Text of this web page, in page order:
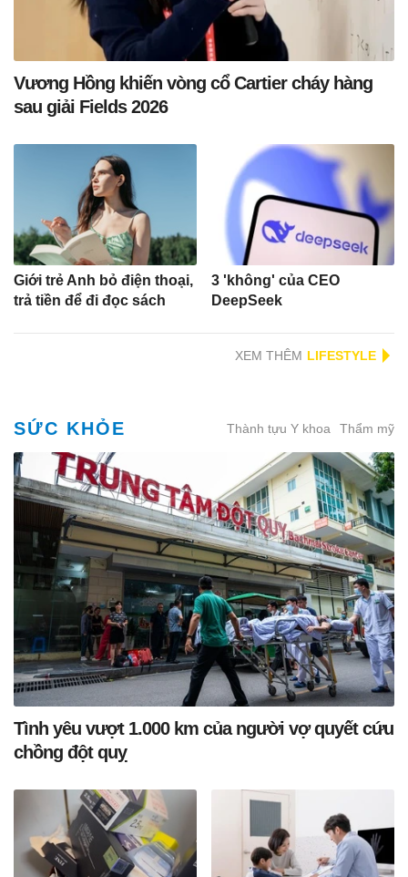
Vương Hồng khiến vòng cổ Cartier cháy hàng
sau giải Fields 2026
Giới trẻ Anh bỏ điện thoại,
trả tiền để đi đọc sách
3 'không' của CEO
DeepSeek
XEM THÊM
SỨC KHỎE Thành tựu Y khoa Thẩm mỹ
Tình yêu vượt 1.000 km của người vợ quyết cứu
chồng đột quỵ